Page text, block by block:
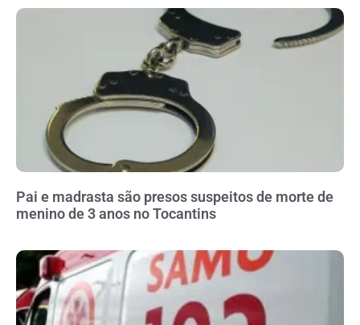
Pai e madrasta são presos suspeitos de morte de
menino de 3 anos no Tocantins